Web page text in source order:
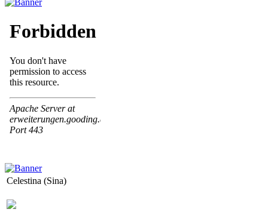
Celestina (Sina)